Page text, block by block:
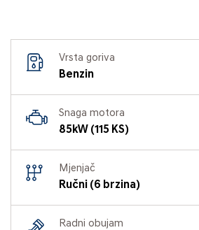
Vrsta goriva
Benzin
Snaga motora
85kW (115 KS)
Mjenjač
Ručni (6 brzina)
Radni obujam